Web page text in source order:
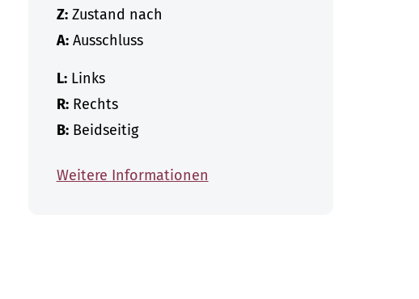
Z:Zustand nach
A:Ausschluss
L:Links
R:Rechts
B:Beidseitig
Weitere Informationen